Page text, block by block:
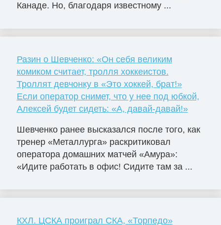
Канаде. Но, благодаря известному ...
Разин о Шевченко: «Он себя великим
комиком считает, тролля хоккеистов.
Троллят девчонку в «Это хоккей, брат!»
Если оператор снимет, что у нее под юбкой,
Алексей будет сидеть: «А, давай-давай!»
Шевченко ранее высказался после того, как
тренер «Металлурга» раскритиковал
оператора домашних матчей «Амура»:
«Идите работать в офис! Сидите там за ...
КХЛ. ЦСКА проиграл СКА, «Торпедо»